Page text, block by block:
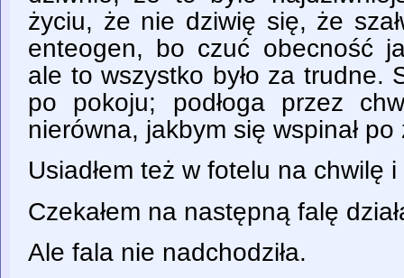
życiu, że nie dziwię się, że
enteogen, bo czuć obecność
ale to wszystko było za trudne.
po pokoju; podłoga przez
nierówna, jakbym się wspinał po
Usiadłem też w fotelu na chwilę i
Czekałem na następną falę
Ale fala nie nadchodziła.